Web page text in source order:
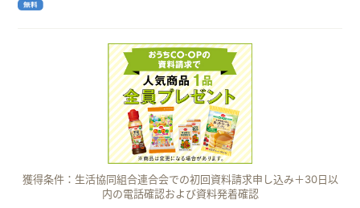
獲得条件：生活協同組合連合会での初回資料請求申し込み＋30日以
内の電話確認および資料発着確認